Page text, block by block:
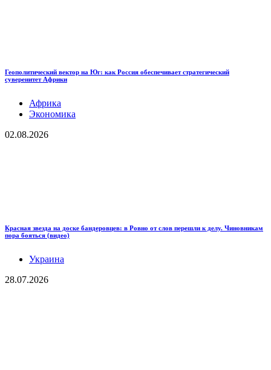
Геополитический вектор на Юг: как Россия обеспечивает стратегический
суверенитет Африки
Африка
Экономика
02.08.2026
Красная звезда на доске бандеровцев: в Ровно от слов перешли к делу. Чиновникам
пора бояться (видео)
Украина
28.07.2026